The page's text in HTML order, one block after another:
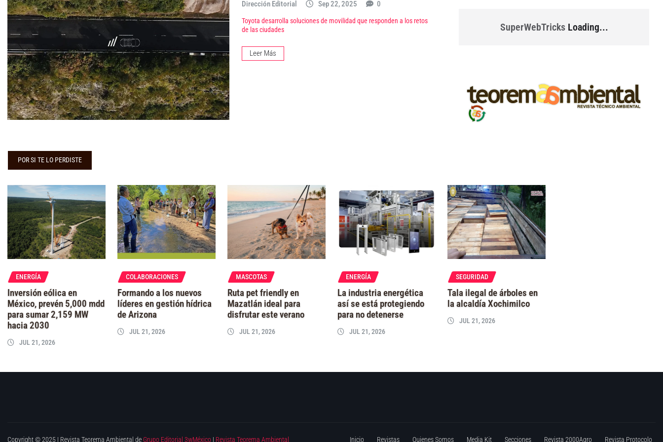
Dirección Editorial Sep 22, 2025 0
Toyota desarrolla soluciones de movilidad que responden a los retos
de las ciudades
Leer Más
SuperWebTricksLoading...
POR SI TE LO PERDISTE
ENERGÍA
Inversión eólica en
México, prevén 5,000 mdd
para sumar 2,159 MW
hacia 2030
JUL 21, 2026
COLABORACIONES
Formando a los nuevos
líderes en gestión hídrica
de Arizona
JUL 21, 2026
MASCOTAS
Ruta pet friendly en
Mazatlán ideal para
disfrutar este verano
JUL 21, 2026
ENERGÍA
La industria energética
así se está protegiendo
para no detenerse
JUL 21, 2026
SEGURIDAD
Tala ilegal de árboles en
la alcaldía Xochimilco
JUL 21, 2026
Copyright © 2025 | Revista Teorema Ambiental de Grupo Editorial 3wMéxico | Revista Teorema Ambiental Inicio Revistas Quienes Somos Media Kit Secciones Revista 2000Agro Revista Protocolo